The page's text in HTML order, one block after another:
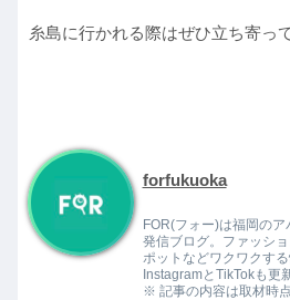
糸島に行かれる際はぜひ立ち寄っ
forfukuoka
FOR(フォー)は福岡の
発信ブログ。ファッシ
ポットなどワクワクす
InstagramとTikTokも更
※ 記事の内容は取材時点